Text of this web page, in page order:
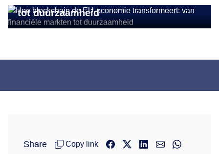
tot duurzaamheid
Share Copy link